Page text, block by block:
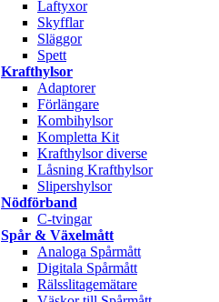
Laftyxor
Skyfflar
Släggor
Spett
Krafthylsor
Adaptorer
Förlängare
Kombihylsor
Kompletta Kit
Krafthylsor diverse
Låsning Krafthylsor
Slipershylsor
Nödförband
C-tvingar
Spår & Växelmått
Analoga Spårmått
Digitala Spårmått
Rälsslitagemätare